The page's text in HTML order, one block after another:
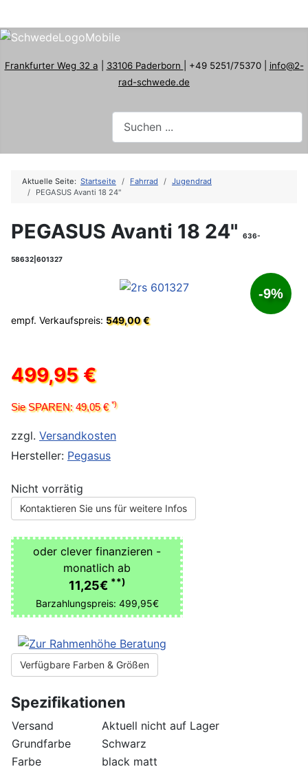
Frankfurter Weg 32 a 33106 Paderborn | +49 5251/75370 | info@2-
rad-schwede.de
Aktuelle Seite: Startseite Fahrrad
Jugendrad
PEGASUS Avanti 18 24"
PEGASUS Avanti 18 24" 636-
58632|601327
-9%
empf. Verkaufspreis: 549,00 €
499,95 €
Sie SPAREN: 49,05 €*)
zzgl. Versandkosten
Hersteller: Pegasus
Nicht vorrätig
Kontaktieren Sie uns für weitere Infos
oder clever finanzieren -
monatlich ab
11,25€ **)
Barzahlungspreis: 499,95€
Verfügbare Farben & Größen
Spezifikationen
Versand
Aktuell nicht auf Lager
Grundfarbe
Schwarz
Farbe
black matt